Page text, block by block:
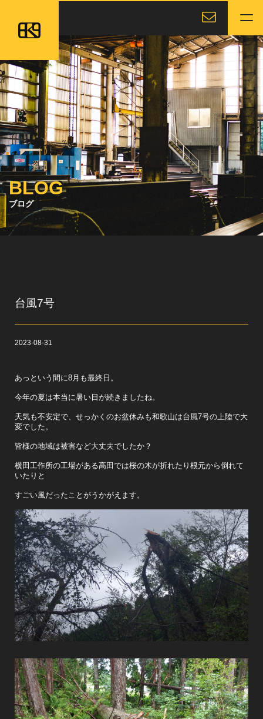
メニ
有限会社横田工作所
BLOG
ブログ
台風7号
2023-08-31
あっという間に8月も最終日。
今年の夏は本当に暑い日が続きましたね。
天気も不安定で、せっかくのお盆休みも和歌山は台風7号の上陸で大
変でした。
皆様の地域は被害など大丈夫でしたか？
横田工作所の工場がある高田では桜の木が折れたり根元から倒れて
いたりと
すごい風だったことがうかがえます。